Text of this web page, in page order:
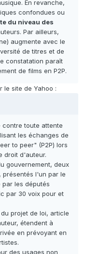
En revanche,
confondues ou
du niveau des
Par ailleurs,
augmente avec le
de titres et de
constatation paraît
de films en P2P.
le site de Yahoo :
contre toute attente
les échanges de
to peer" (P2P) lors
droit d'auteur.
gouvernement, deux
présentés l'un par le
par les députés
par 30 voix pour et
projet de loi, article
étendent à
en prévoyant en
des usages non